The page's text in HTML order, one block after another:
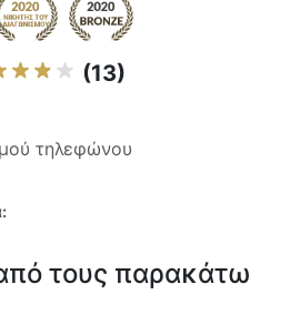
(13)
τηλεφώνου
τους παρακάτω